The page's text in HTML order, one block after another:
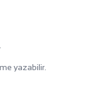
yazabilir.